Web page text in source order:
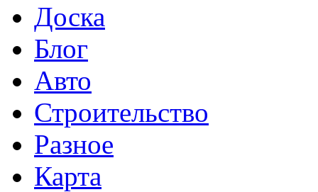
Доска
Блог
Авто
Строительство
Разное
Карта